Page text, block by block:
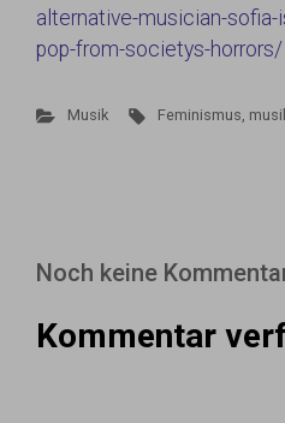
alternative-musician-sofia-
pop-from-societys-horrors/
Musik Feminismus
Noch keine
Kommentar